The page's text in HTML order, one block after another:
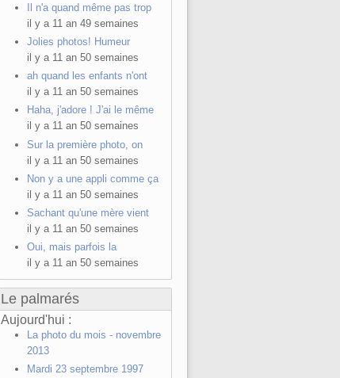
Il n'a quand même pas trop
il y a 11 an 49 semaines
Jolies photos! Humeur
il y a 11 an 50 semaines
ah quand les enfants n'ont
il y a 11 an 50 semaines
Haha, j'adore ! J'ai le même
il y a 11 an 50 semaines
Sur la première photo, on
il y a 11 an 50 semaines
Non y a une appli comme ça
il y a 11 an 50 semaines
Sachant qu'une mère vient
il y a 11 an 50 semaines
Oui, mais parfois la
il y a 11 an 50 semaines
Le palmarés
Aujourd'hui :
La photo du mois - novembre
2013
Mardi 23 septembre 1997